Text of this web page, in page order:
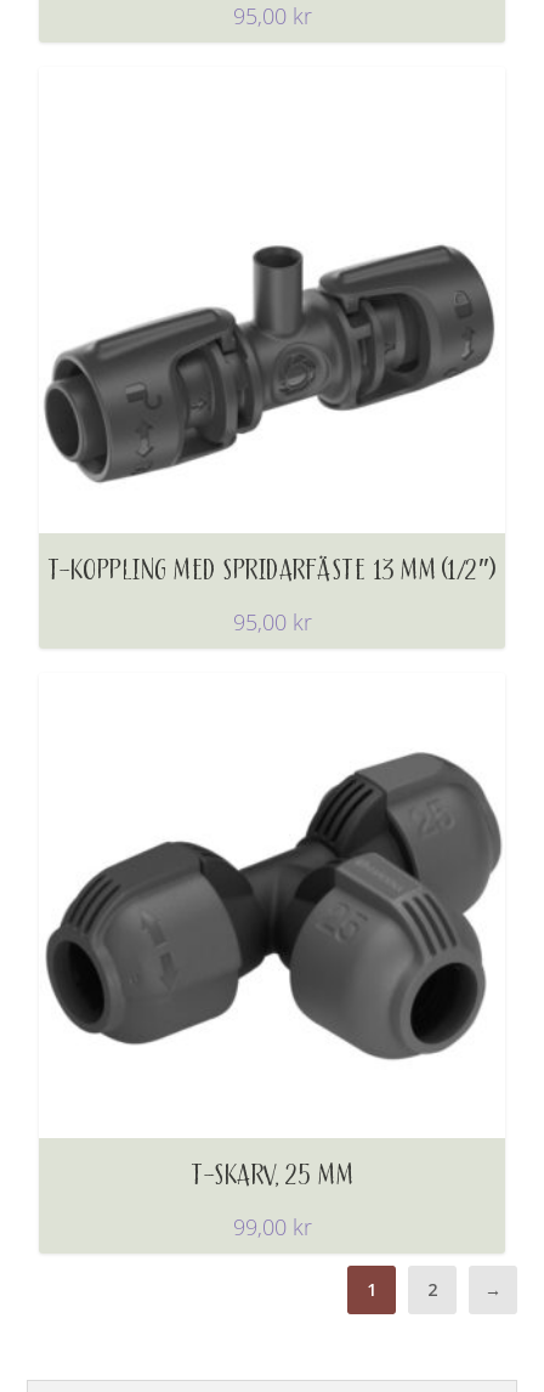
95,00 kr
T-KOPPLING MED SPRIDARFÄSTE 13 MM (1/2″)
95,00 kr
T-SKARV, 25 MM
99,00 kr
1 2 →